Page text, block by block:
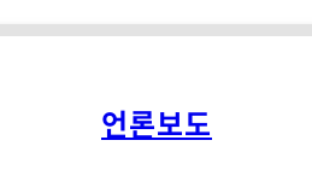
언론보도